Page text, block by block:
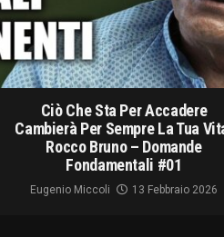
Ciò Che Sta Per Accadere
Cambierà Per Sempre La Tua
Rocco Bruno – Domande
Fondamentali #01
Eugenio Miccoli 13 Febbraio 2026